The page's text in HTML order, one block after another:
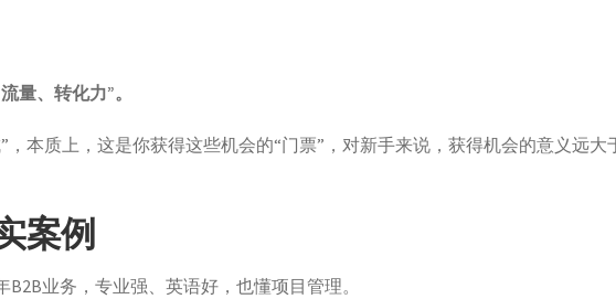
量、转化力”。
，本质上，这是你获得这些机会的“门票”，对新手来说，获得机会的意义远大
案例
业务，专业强、英语好，也懂项目管理。